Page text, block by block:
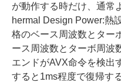
が動作する時だけ、通常
hermal Design Power:熱
格のベース周波数とター
ース周波数とターボ周波
エンドがAVX命令を検出
すると1ms程度で復帰す